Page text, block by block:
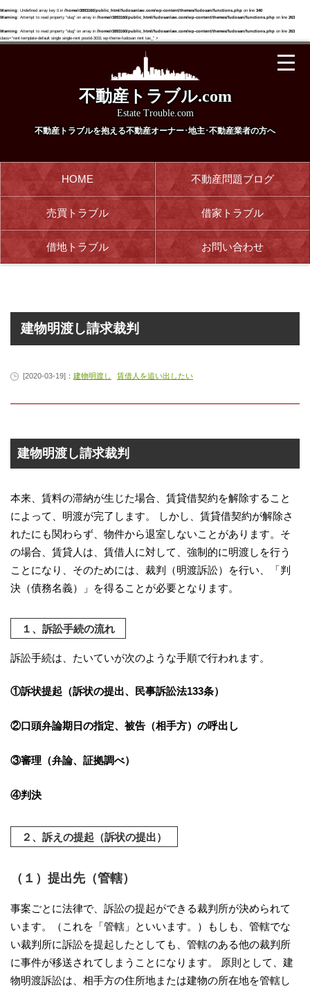
Warning: Undefined array key 0 in /home/r3893160/public_html/fudosanlaw.com/wp-content/themes/fudosan/functions.php on line 340
Warning: Attempt to read property "slug" on array in /home/r3893160/public_html/fudosanlaw.com/wp-content/themes/fudosan/functions.php on line 263
Warning: Attempt to read property "slug" on array in /home/r3893160/public_html/fudosanlaw.com/wp-content/themes/fudosan/functions.php on line 263
class="rent-template-default single single-rent postid-3031 wp-theme-fudosan rent tax_" >
不動産トラブル.com
Estate Trouble.com
不動産トラブルを抱える不動産オーナー･地主･不動産業者の方へ
HOME 不動産問題ブログ
売買トラブル 借家トラブル
借地トラブル お問い合わせ
建物明渡し請求裁判
[2020-03-19]： 建物明渡し 賃借人を追い出したい
建物明渡し請求裁判
本来、賃料の滞納が生じた場合、賃貸借契約を解除すること
によって、明渡が完了します。 しかし、賃貸借契約が解除さ
れたにも関わらず、物件から退室しないことがあります。そ
の場合、賃貸人は、賃借人に対して、強制的に明渡しを行う
ことになり、そのためには、裁判（明渡訴訟）を行い、「判
決（債務名義）」を得ることが必要となります。
１、訴訟手続の流れ
訴訟手続は、たいていが次のような手順で行われます。
①訴状提起（訴状の提出、民事訴訟法133条）
②口頭弁論期日の指定、被告（相手方）の呼出し
③審理（弁論、証拠調べ）
④判決
２、訴えの提起（訴状の提出）
（１）提出先（管轄）
事案ごとに法律で、訴訟の提起ができる裁判所が決められて
います。（これを「管轄」といいます。）もしも、管轄でな
い裁判所に訴訟を提起したとしても、管轄のある他の裁判所
に事件が移送されてしまうことになります。 原則として、建
物明渡訴訟は、相手方の住所地または建物の所在地を管轄し